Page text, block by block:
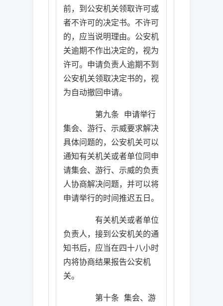
前，到公安机关领取许可或
者不许可的决定书。不许可
的，应当说明理由。公安机
关逾期不作出决定的，视为
许可。申请负责人逾期不到
公安机关领取决定书的，视
为自动撤回申请。
第九条 申请举行
集会、游行、示威要求解决
具体问题的，公安机关可以
通知有关机关或者单位同申
请集会、游行、示威的负责
人协商解决问题，并可以将
申请举行的时间推迟五日。
有关机关或者单位
负责人，接到公安机关的通
知书后，应当在四十八小时
内将协商结果报告公安机
关。
第十条 集会、游